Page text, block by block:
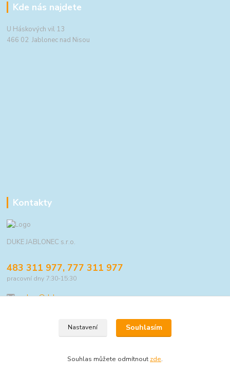
Kde nás najdete
U Háskových vil 13
466 02 Jablonec nad Nisou
Kontakty
DUKE JABLONEC s.r.o.
483 311 977, 777 311 977
pracovní dny 7:30-15:30
eshop@duke.cz
© 2021 DUKE JABLONEC s.r.o.
Nastavení Souhlasím
Souhlas můžete odmítnout zde.